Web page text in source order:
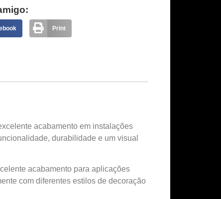
Print
acabamento em instalações
durabilidade e um visual
acabamento para aplicações
com diferentes estilos de decoração